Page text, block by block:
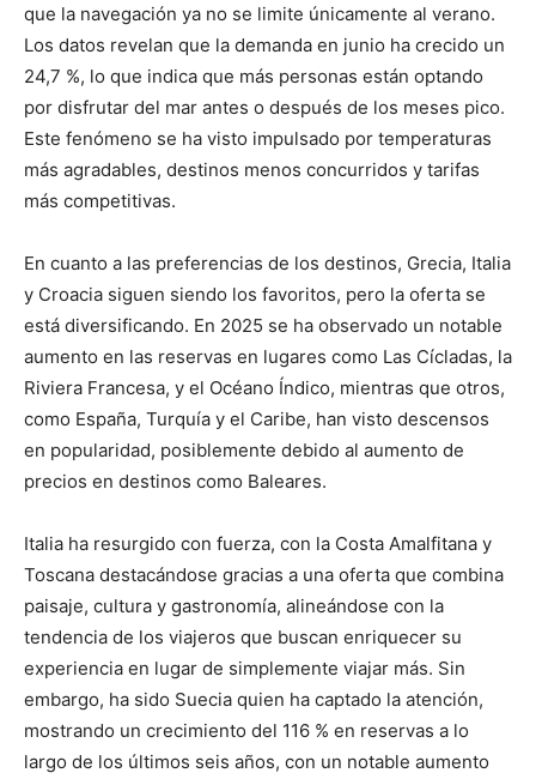
que la navegación ya no se limite únicamente al verano.
Los datos revelan que la demanda en junio ha crecido un
24,7 %, lo que indica que más personas están optando
por disfrutar del mar antes o después de los meses pico.
Este fenómeno se ha visto impulsado por temperaturas
más agradables, destinos menos concurridos y tarifas
más competitivas.
En cuanto a las preferencias de los destinos, Grecia, Italia
y Croacia siguen siendo los favoritos, pero la oferta se
está diversificando. En 2025 se ha observado un notable
aumento en las reservas en lugares como Las Cícladas, la
Riviera Francesa, y el Océano Índico, mientras que otros,
como España, Turquía y el Caribe, han visto descensos
en popularidad, posiblemente debido al aumento de
precios en destinos como Baleares.
Italia ha resurgido con fuerza, con la Costa Amalfitana y
Toscana destacándose gracias a una oferta que combina
paisaje, cultura y gastronomía, alineándose con la
tendencia de los viajeros que buscan enriquecer su
experiencia en lugar de simplemente viajar más. Sin
embargo, ha sido Suecia quien ha captado la atención,
mostrando un crecimiento del 116 % en reservas a lo
largo de los últimos seis años, con un notable aumento